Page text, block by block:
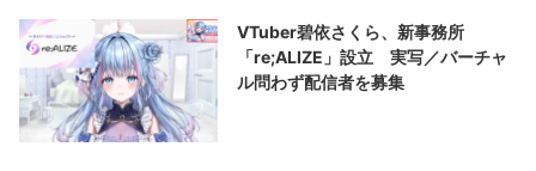
VTuber碧依さくら、新事務所
「re;ALIZE」設立 実写／バーチャ
ル問わず配信者を募集